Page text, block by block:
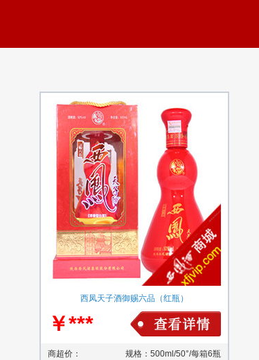
西凤天子酒御赐六品（红瓶）
￥***
商超价： 规格：500ml/50°/每箱6瓶